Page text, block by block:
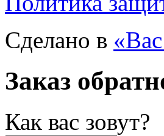
Сделано в
Заказ
Как вас зовут?